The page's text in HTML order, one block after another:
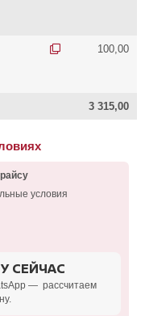
100,00
3 315,00
условия
СЕЙЧАС
— рассчитаем